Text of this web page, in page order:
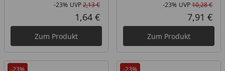
Rabatt in Prozent
-23%
Ursprünglicher Preis
UVP2,13 €
Aktueller Preis
1,64 €
Zum Produkt
-23% UVP10,28 €
7,91 €
Zum Produkt
-23% -23%